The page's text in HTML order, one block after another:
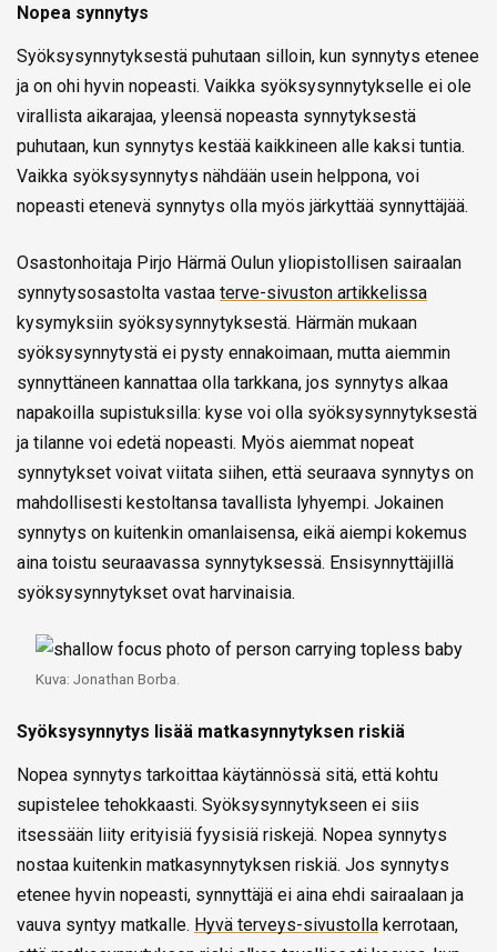
Nopea synnytys
Syöksysynnytyksestä puhutaan silloin, kun synnytys etenee
ja on ohi hyvin nopeasti. Vaikka syöksysynnytykselle ei ole
virallista aikarajaa, yleensä nopeasta synnytyksestä
puhutaan, kun synnytys kestää kaikkineen alle kaksi tuntia.
Vaikka syöksysynnytys nähdään usein helppona, voi
nopeasti etenevä synnytys olla myös järkyttää synnyttäjää.
Osastonhoitaja Pirjo Härmä Oulun yliopistollisen sairaalan
synnytysosastolta vastaa terve-sivuston artikkelissa
kysymyksiin syöksysynnytyksestä. Härmän mukaan
syöksysynnytystä ei pysty ennakoimaan, mutta aiemmin
synnyttäneen kannattaa olla tarkkana, jos synnytys alkaa
napakoilla supistuksilla: kyse voi olla syöksysynnytyksestä
ja tilanne voi edetä nopeasti. Myös aiemmat nopeat
synnytykset voivat viitata siihen, että seuraava synnytys on
mahdollisesti kestoltansa tavallista lyhyempi. Jokainen
synnytys on kuitenkin omanlaisensa, eikä aiempi kokemus
aina toistu seuraavassa synnytyksessä. Ensisynnyttäjillä
syöksysynnytykset ovat harvinaisia.
Kuva: Jonathan Borba.
Syöksysynnytys lisää matkasynnytyksen riskiä
Nopea synnytys tarkoittaa käytännössä sitä, että kohtu
supistelee tehokkaasti. Syöksysynnytykseen ei siis
itsessään liity erityisiä fyysisiä riskejä. Nopea synnytys
nostaa kuitenkin matkasynnytyksen riskiä. Jos synnytys
etenee hyvin nopeasti, synnyttäjä ei aina ehdi sairaalaan ja
vauva syntyy matkalle. Hyvä terveys-sivustolla kerrotaan,